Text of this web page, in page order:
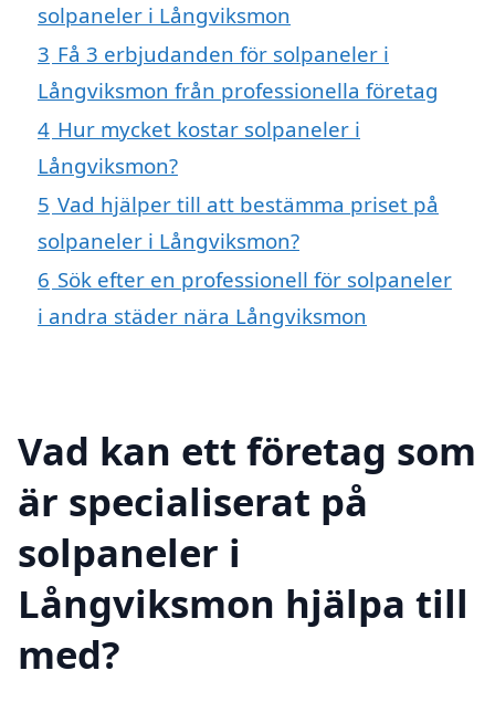
solpaneler i Långviksmon
3 Få 3 erbjudanden för solpaneler i
Långviksmon från professionella företag
4 Hur mycket kostar solpaneler i
Långviksmon?
5 Vad hjälper till att bestämma priset på
solpaneler i Långviksmon?
6 Sök efter en professionell för solpaneler
i andra städer nära Långviksmon
Vad kan ett företag som
är specialiserat på
solpaneler i
Långviksmon hjälpa till
med?